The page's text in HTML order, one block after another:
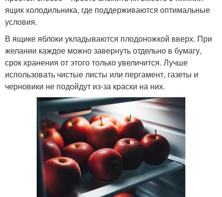
ящик холодильника, где поддерживаются оптимальные
условия.
В ящике яблоки укладываются плодоножкой вверх. При
желании каждое можно завернуть отдельно в бумагу,
срок хранения от этого только увеличится. Лучше
использовать чистые листы или пергамент, газеты и
черновики не подойдут из-за краски на них.